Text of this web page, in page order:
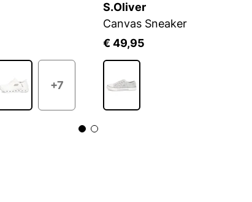
+7
S.Oliver
Canvas Sneaker
€ 49,95